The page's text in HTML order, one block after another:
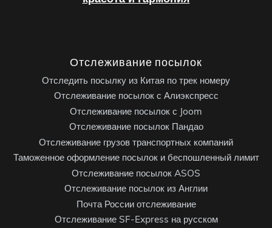
Отслеживание посылок
Отследить посылку из Китая по трек номеру
Отслеживание посылок с Алиэкспресс
Отслеживание посылок с Joom
Отслеживание посылок Пандао
Отслеживание грузов транспортных компаний
Таможенное оформление посылок и беспошленный лимит
Отслеживание посылок ASOS
Отслеживание посылок из Англии
Почта России отслеживание
Отслеживание SF-Express на русском